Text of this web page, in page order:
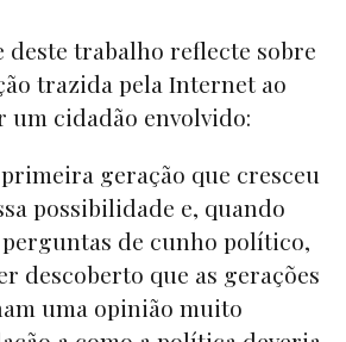
deste trabalho reflecte sobre
trazida pela Internet ao
um cidadão envolvido:
geração que cresceu
possibilidade e, quando
de cunho político,
descoberto que as gerações
uma opinião muito